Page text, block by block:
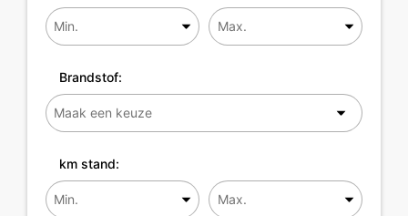
Brandstof:
km stand: